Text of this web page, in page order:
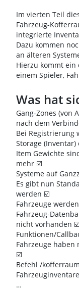
Im vierten Teil
Fahrzeug-
integrierte
Dazu kommen
an älteren
Hierzu kommt ein
einem Spieler,
Was hat
Gang-Zones (von
nach dem
Bei Registrierung
Storage
Item Gewichte
mehr ☑️
Systeme auf
Es gibt nun
werden ☑️
Fahrzeuge
Fahrzeug-
nicht vorhanden ☑️
Funktionen/
Fahrzeuge
☑️
Befehl /
…